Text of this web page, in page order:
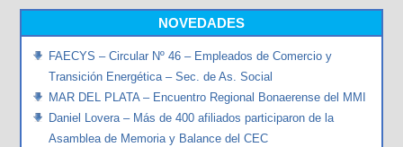
NOVEDADES
FAECYS – Circular Nº 46 – Empleados de Comercio y
Transición Energética – Sec. de As. Social
MAR DEL PLATA – Encuentro Regional Bonaerense del MMI
Daniel Lovera – Más de 400 afiliados participaron de la
Asamblea de Memoria y Balance del CEC